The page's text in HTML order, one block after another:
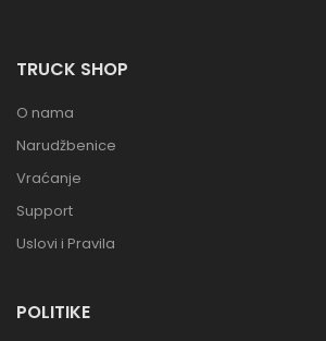
TRUCK SHOP
O nama
Narudžbenice
Vraćanje
Support
Uslovi i Pravila
POLITIKE